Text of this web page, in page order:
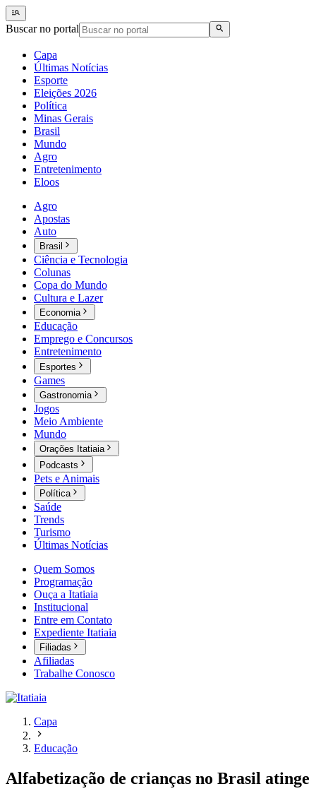
Buscar no portal
Capa
Últimas Notícias
Esporte
Eleições 2026
Política
Minas Gerais
Brasil
Mundo
Agro
Entretenimento
Eloos
Agro
Apostas
Auto
Brasil
Ciência e Tecnologia
Colunas
Copa do Mundo
Cultura e Lazer
Economia
Educação
Emprego e Concursos
Entretenimento
Esportes
Games
Gastronomia
Jogos
Meio Ambiente
Mundo
Orações Itatiaia
Podcasts
Pets e Animais
Política
Saúde
Trends
Turismo
Últimas Notícias
Quem Somos
Programação
Ouça a Itatiaia
Institucional
Entre em Contato
Expediente Itatiaia
Filiadas
Afiliadas
Trabalhe Conosco
Capa
Educação
Alfabetização de crianças no Brasil atinge